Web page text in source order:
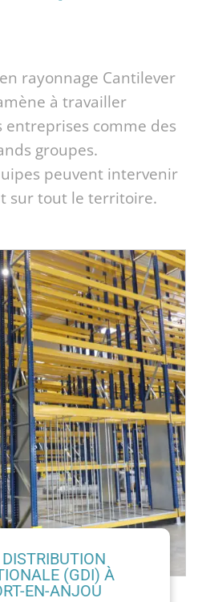
rayonnage Cantilever
à travailler
comme des
groupes.
peuvent intervenir
sur tout le territoire.
(GDI) À
EN-ANJOU